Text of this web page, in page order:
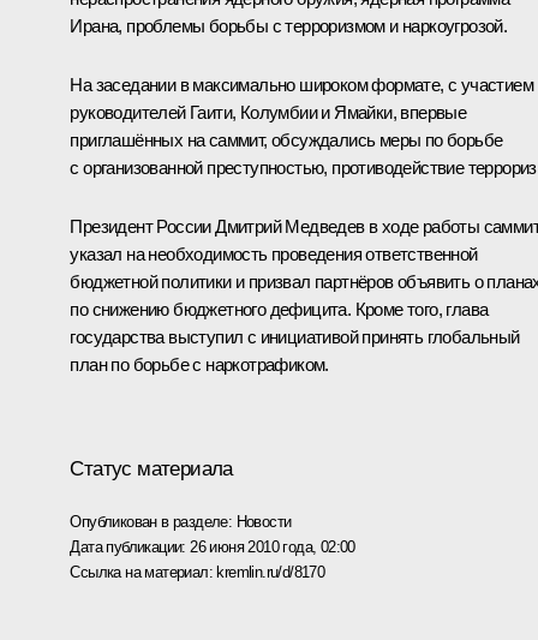
Ирана, проблемы борьбы с терроризмом и наркоугрозой.
На заседании в максимально широком формате, с участием
руководителей Гаити, Колумбии и Ямайки, впервые
приглашённых на саммит, обсуждались меры по борьбе
с организованной преступностью, противодействие
Президент России Дмитрий Медведев в ходе работы
указал на необходимость проведения ответственной
бюджетной политики и призвал партнёров объявить о
по снижению бюджетного дефицита. Кроме того, глава
государства выступил с инициативой принять глобальный
план по борьбе с наркотрафиком.
Статус материала
Опубликован в разделе: Новости
Дата публикации: 26 июня 2010 года, 02:00
Ссылка на материал: kremlin.ru/d/8170